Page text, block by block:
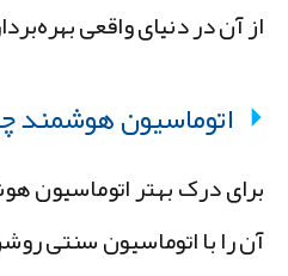
آن در دنیای واقعی
اتوماسیون هوشمند
درک بهتر اتوماسیون
را با اتوماسیون سنتی روشن